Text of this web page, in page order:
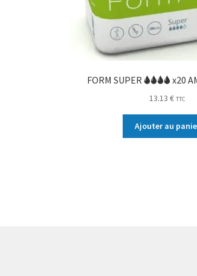
FORM SUPER 🌢🌢🌢🌢 x20
13.13 € TTC
Ajouter au